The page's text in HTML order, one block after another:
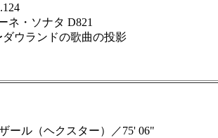
ネ・ソナタ D821
ウランドの歌曲の投影
ール（ヘクスター）／75' 06"